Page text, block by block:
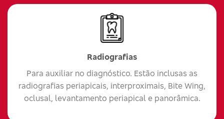
Radiografias
Para auxiliar no diagnóstico. Estão inclusas as
radiografias periapicais, interproximais, Bite Wing,
oclusal, levantamento periapical e panorâmica.